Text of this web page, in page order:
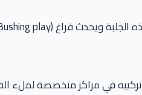
تركيبه في مراكز متخصصة لملء